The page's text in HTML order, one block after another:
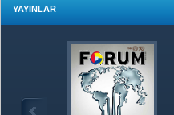
YAYINLAR